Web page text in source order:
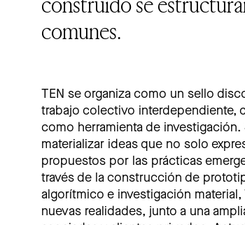
comunes.
TEN se organiza como un sello
trabajo colectivo interdependiente,
como herramienta de
materializar ideas que no solo
propuestos por las prácticas
través de la construcción de
algorítmico e investigación
nuevas realidades, junto a una